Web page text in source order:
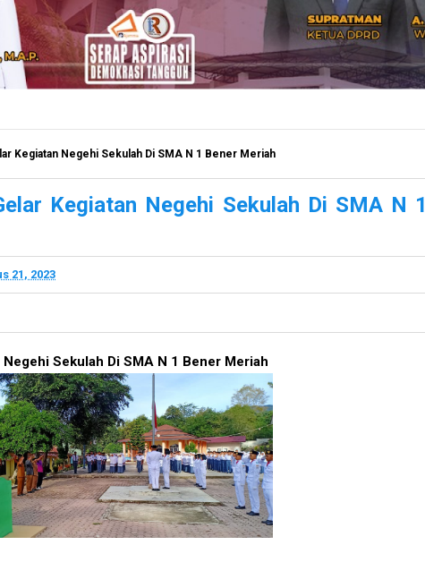
Kegiatan Negehi Sekulah Di SMA N 1 Bener Meriah
Kegiatan Negehi Sekulah Di SMA N 1
21, 2023
Sekulah Di SMA N 1 Bener Meriah